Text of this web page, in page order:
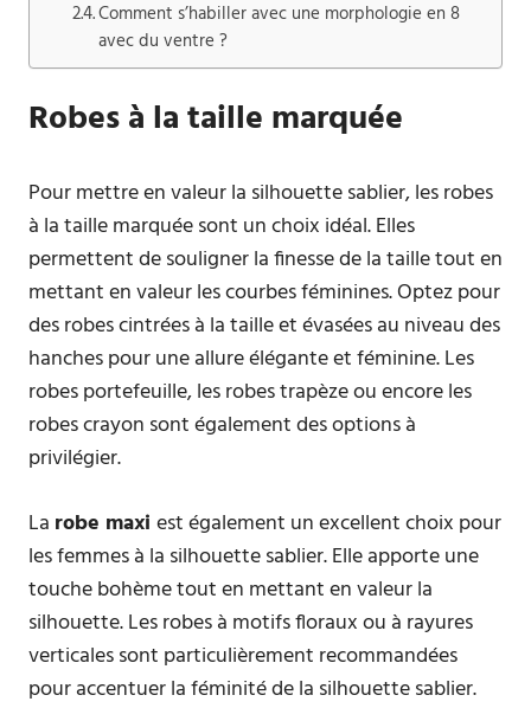
Comment s’habiller avec une morphologie en 8
avec du ventre ?
Robes à la taille marquée
Pour mettre en valeur la silhouette sablier, les robes
à la taille marquée sont un choix idéal. Elles
permettent de souligner la finesse de la taille tout en
mettant en valeur les courbes féminines. Optez pour
des robes cintrées à la taille et évasées au niveau des
hanches pour une allure élégante et féminine. Les
robes portefeuille, les robes trapèze ou encore les
robes crayon sont également des options à
privilégier.
La robe maxi est également un excellent choix pour
les femmes à la silhouette sablier. Elle apporte une
touche bohème tout en mettant en valeur la
silhouette. Les robes à motifs floraux ou à rayures
verticales sont particulièrement recommandées
pour accentuer la féminité de la silhouette sablier.